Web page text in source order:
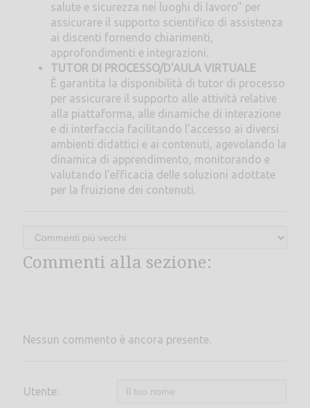
salute e sicurezza nei luoghi di lavoro" per
assicurare il supporto scientifico di assistenza
ai discenti fornendo chiarimenti,
approfondimenti e integrazioni.
TUTOR DI PROCESSO/D'AULA VIRTUALE
È garantita la disponibilità di tutor di processo
per assicurare il supporto alle attività relative
alla piattaforma, alle dinamiche di interazione
e di interfaccia facilitando l'accesso ai diversi
ambienti didattici e ai contenuti, agevolando la
dinamica di apprendimento, monitorando e
valutando l'efficacia delle soluzioni adottate
per la fruizione dei contenuti.
Commenti alla sezione:
Nessun commento è ancora presente.
Utente: